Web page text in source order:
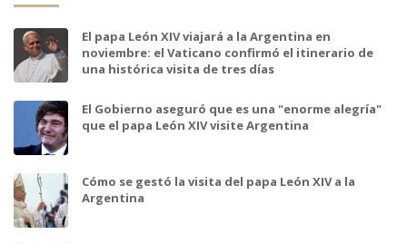
El papa León XIV viajará a la Argentina en
noviembre: el Vaticano confirmó el itinerario de
una histórica visita de tres días
El Gobierno aseguró que es una "enorme alegría"
que el papa León XIV visite Argentina
Cómo se gestó la visita del papa León XIV a la
Argentina